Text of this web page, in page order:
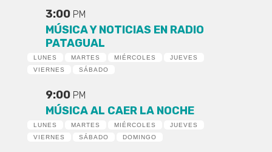
3:00 PM
MÚSICA Y NOTICIAS EN RADIO
PATAGUAL
LUNES MARTES MIÉRCOLES
JUEVES
VIERNES
SÁBADO
9:00 PM
MÚSICA AL CAER LA NOCHE
LUNES MARTES MIÉRCOLES
JUEVES
VIERNES
SÁBADO DOMINGO